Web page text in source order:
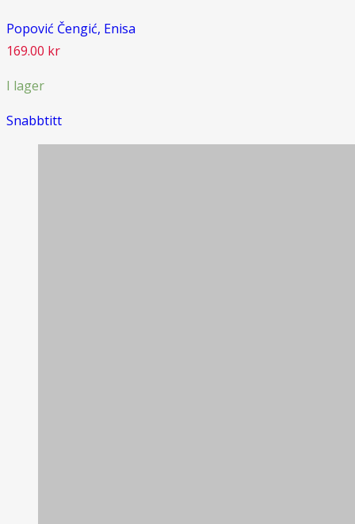
Popović Čengić, Enisa
169.00 kr
I lager
Snabbtitt